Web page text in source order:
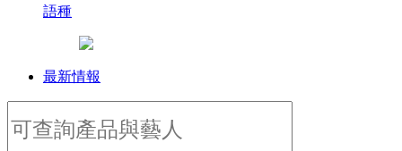
語種
最新情報